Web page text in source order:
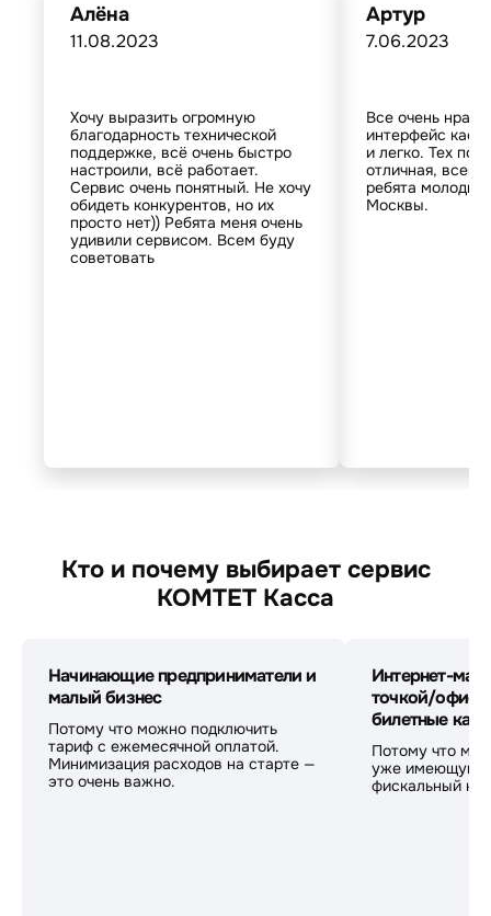
Алёна
11.08.2023
Хочу выразить огромную
благодарность технической
поддержке, всё очень быстро
настроили, всё работает.
Сервис очень понятный. Не хочу
обидеть конкурентов, но их
просто нет)) Ребята меня очень
удивили сервисом. Всем буду
советовать
Артур
7.06.2023
Все очень
интерфейс
и легко. Тех
отличная,
ребята
Москвы.
Кто и почему выбирает сервис
КОМТЕТ Касса
Начинающие предприниматели и
малый бизнес
Потому что можно подключить
тариф с ежемесячной оплатой.
Минимизация расходов на старте —
это очень важно.
Интернет-
точкой/
билетные
Потому что
уже
фискальный